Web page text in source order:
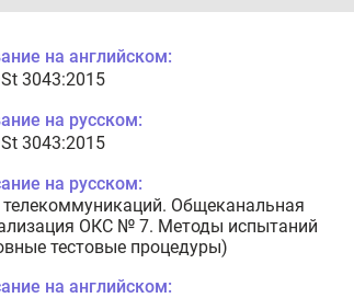
на английском:
3043:2015
на русском:
3043:2015
на русском:
телекоммуникаций. Общеканальная
ОКС № 7. Методы испытаний
тестовые процедуры)
на английском: